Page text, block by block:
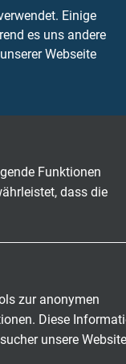
Einige
es uns andere
Webseite
Funktionen
dass die
zur anonymen
Diese
unsere Website
6,4 mm